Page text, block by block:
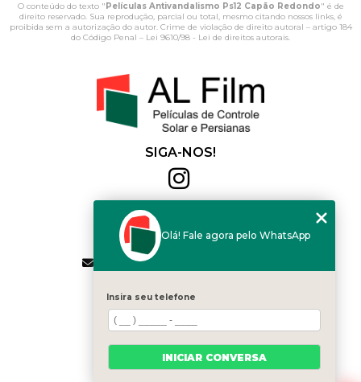
O conteúdo do texto " Películas Antivandalismo Ps12 Capão Redondo" é de
direito reservado. Sua reprodução, parcial ou total, mesmo citando nossos links, é
proibida sem a autorização do autor. Crime de violação de direito autoral – artigo 184
do Código Penal – Lei 9610/98 - Lei de direitos autorais.
SIGA-NOS!
(11) 2564-4684
(11) 94168-2041
contato.vendas@alfilm.com.br
MENU
HOME
QUEM SOMOS
SERVIÇOS
BLOG
Olá! Fale agora pelo WhatsApp
Insira seu telefone
INICIAR CONVERSA